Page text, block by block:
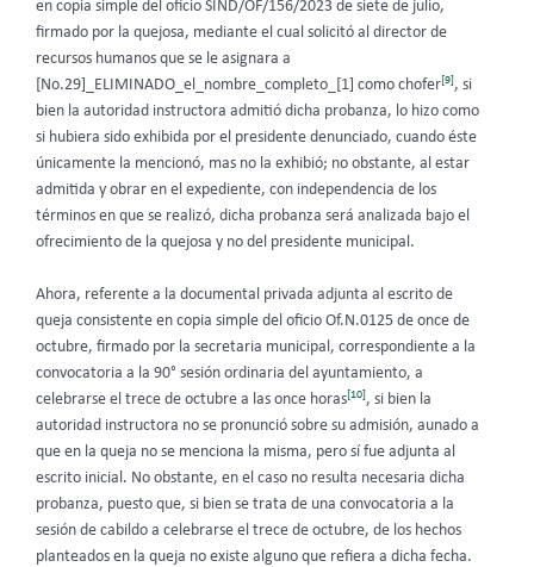
en copia simple del oficio SIND/OF/156/2023 de siete de julio,
firmado por la quejosa, mediante el cual solicitó al director de
recursos humanos que se le asignara a
[No.29]_ELIMINADO_el_nombre_completo_[1] como chofer[9], si
bien la autoridad instructora admitió dicha probanza, lo hizo como
si hubiera sido exhibida por el presidente denunciado, cuando éste
únicamente la mencionó, mas no la exhibió; no obstante, al estar
admitida y obrar en el expediente, con independencia de los
términos en que se realizó, dicha probanza será analizada bajo el
ofrecimiento de la quejosa y no del presidente municipal.
Ahora, referente a la documental privada adjunta al escrito de
queja consistente en copia simple del oficio Of.N.0125 de once de
octubre, firmado por la secretaria municipal, correspondiente a la
convocatoria a la 90° sesión ordinaria del ayuntamiento, a
celebrarse el trece de octubre a las once horas[10], si bien la
autoridad instructora no se pronunció sobre su admisión, aunado a
que en la queja no se menciona la misma, pero sí fue adjunta al
escrito inicial. No obstante, en el caso no resulta necesaria dicha
probanza, puesto que, si bien se trata de una convocatoria a la
sesión de cabildo a celebrarse el trece de octubre, de los hechos
planteados en la queja no existe alguno que refiera a dicha fecha.